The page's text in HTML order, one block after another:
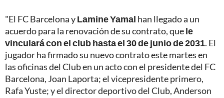
"El FC Barcelona yLamine Yamal han llegado a un
acuerdo para la renovación de su contrato, quele
vinculará con el club hasta el 30 de junio de 2031. El
jugador ha firmado su nuevo contrato este martes en
las oficinas del Club en un acto con el presidente del FC
Barcelona, Joan Laporta; el vicepresidente primero,
Rafa Yuste; y el director deportivo del Club, Anderson